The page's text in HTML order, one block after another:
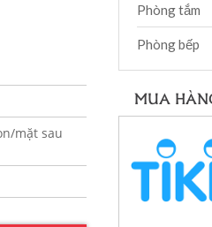
mặt sau
Phòng tắm
Phòng bếp
MUA